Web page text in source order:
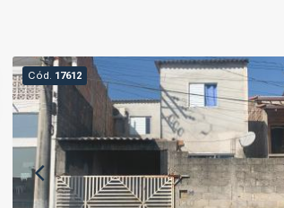
Cód. 17612